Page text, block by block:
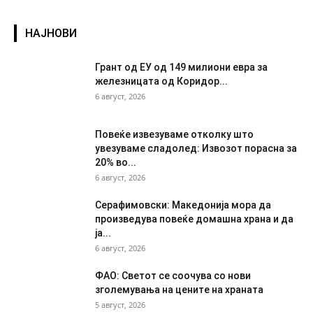
НАЈНОВИ
Грант од ЕУ од 149 милиони евра за
железницата од Коридор...
6 август, 2026
Повеќе извезуваме отколку што
увезуваме сладолед: Извозот порасна за
20% во...
6 август, 2026
Серафимовски: Македонија мора да
произведува повеќе домашна храна и да
ја...
6 август, 2026
ФАО: Светот се соочува со нови
зголемувања на цените на храната
5 август, 2026